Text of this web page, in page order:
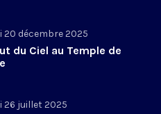
20 décembre 2025
du Ciel au Temple de
26 juillet 2025